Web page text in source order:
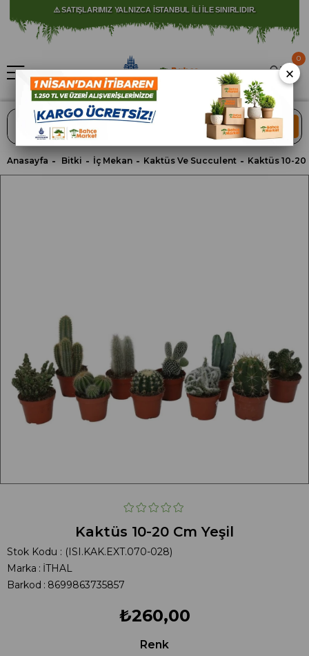
⚠️ SATIŞLARIMIZ YALNIZCA İSTANBUL İLİ İLE SINIRLIDIR.
ARA
0
Anasayfa Bitki İç Mekan Kaktüs Ve Succulent Kaktüs 10-20
Kaktüs 10-20 Cm Yeşil
Stok Kodu
(ISI.KAK.EXT.070-028)
Marka : İTHAL
Barkod : 8699863735857
₺260,00
Renk
×